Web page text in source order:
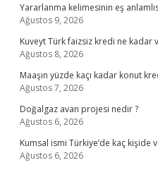
Yararlanma kelimesinin eş
Ağustos 9, 2026
Kuveyt Türk faizsiz kredi ne kadar
Ağustos 8, 2026
Maaşın yüzde kaçı kadar konut
Ağustos 7, 2026
Doğalgaz avan projesi nedir ?
Ağustos 6, 2026
Kumsal ismi Türkiye’de kaç kişide
Ağustos 6, 2026